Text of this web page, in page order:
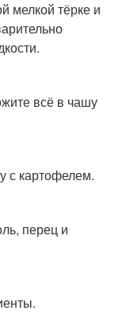
мелкой тёрке и
всё в чашу
с картофелем.
перец и